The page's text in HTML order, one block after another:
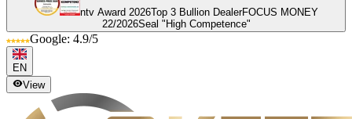
ntv Award 2026Top 3 Bullion DealerFOCUS MONEY
22/2026Seal "High Competence"
Google: 4.9/5
EN
View